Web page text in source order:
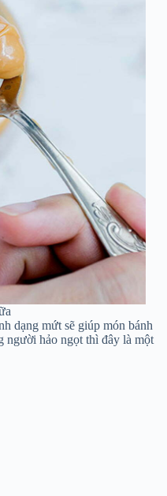
dạng mứt sẽ giúp món bánh
người hảo ngọt thì đây là một